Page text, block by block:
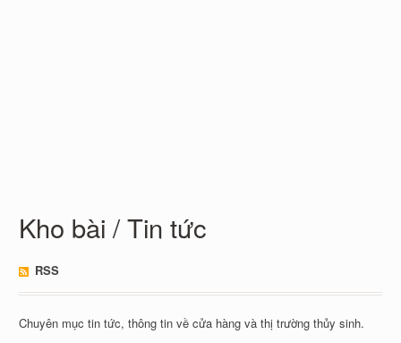
Kho bài / Tin tức
RSS
Chuyên mục tin tức, thông tin về cửa hàng và thị trường thủy sinh.